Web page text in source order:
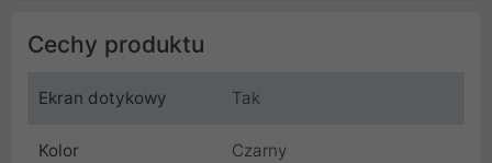
Cechy produktu
Ekran dotykowy Tak
Kolor Czarny